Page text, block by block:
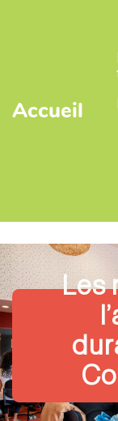
Aller au
Accueil
Les